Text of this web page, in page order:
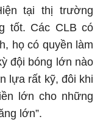
tại thị trường
tốt. Các CLB có
họ có quyền làm
đội bóng lớn nào
lựa rất kỹ, đôi khi
lớn cho những
lớn”.